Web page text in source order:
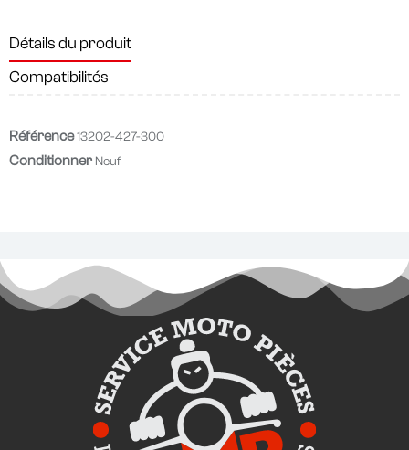
Détails du produit
Compatibilités
Référence13202-427-300
Conditionner Neuf